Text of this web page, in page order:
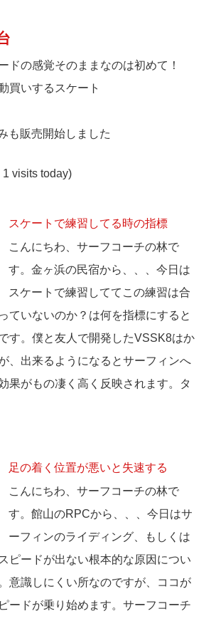
ドの感覚そのままなのは初めて！
買いするスケート
も販売開始しました
visits today)
スケートで練習してる時の指標
こんにちわ、サーフコーチの林で
す。金ヶ浜の民宿から、、、今日は
スケートで練習しててこの練習は合
ていないのか？は何を指標にすると
す。僕と友人で開発したVSSK8はか
、出来るようになるとサーフィンへ
果がもの凄く高く反映されます。タ
足の着く位置が悪いと失速する
こんにちわ、サーフコーチの林で
す。館山のRPCから、、、今日はサ
ーフィンのライディング、もしくは
ピードが出ない根本的な原因につい
意識しにくい所なのですが、ココが
ードが乗り始めます。サーフコーチ